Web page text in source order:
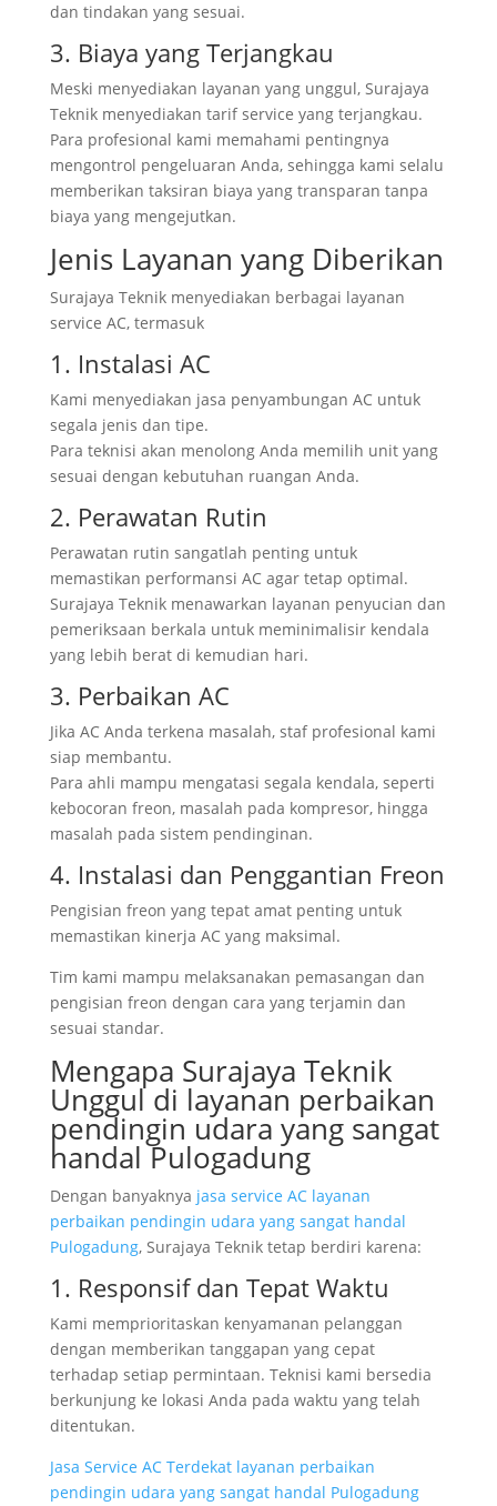
dan tindakan yang sesuai.
3. Biaya yang Terjangkau
Meski menyediakan layanan yang unggul, Surajaya
Teknik menyediakan tarif service yang terjangkau.
Para profesional kami memahami pentingnya
mengontrol pengeluaran Anda, sehingga kami selalu
memberikan taksiran biaya yang transparan tanpa
biaya yang mengejutkan.
Jenis Layanan yang Diberikan
Surajaya Teknik menyediakan berbagai layanan
service AC, termasuk
1. Instalasi AC
Kami menyediakan jasa penyambungan AC untuk
segala jenis dan tipe.
Para teknisi akan menolong Anda memilih unit yang
sesuai dengan kebutuhan ruangan Anda.
2. Perawatan Rutin
Perawatan rutin sangatlah penting untuk
memastikan performansi AC agar tetap optimal.
Surajaya Teknik menawarkan layanan penyucian dan
pemeriksaan berkala untuk meminimalisir kendala
yang lebih berat di kemudian hari.
3. Perbaikan AC
Jika AC Anda terkena masalah, staf profesional kami
siap membantu.
Para ahli mampu mengatasi segala kendala, seperti
kebocoran freon, masalah pada kompresor, hingga
masalah pada sistem pendinginan.
4. Instalasi dan Penggantian Freon
Pengisian freon yang tepat amat penting untuk
memastikan kinerja AC yang maksimal.
Tim kami mampu melaksanakan pemasangan dan
pengisian freon dengan cara yang terjamin dan
sesuai standar.
Mengapa Surajaya Teknik
Unggul di layanan perbaikan
pendingin udara yang sangat
handal Pulogadung
Dengan banyaknya jasa service AC layanan
perbaikan pendingin udara yang sangat handal
Pulogadung, Surajaya Teknik tetap berdiri karena:
1. Responsif dan Tepat Waktu
Kami memprioritaskan kenyamanan pelanggan
dengan memberikan tanggapan yang cepat
terhadap setiap permintaan. Teknisi kami bersedia
berkunjung ke lokasi Anda pada waktu yang telah
ditentukan.
Jasa Service AC Terdekat layanan perbaikan
pendingin udara yang sangat handal Pulogadung